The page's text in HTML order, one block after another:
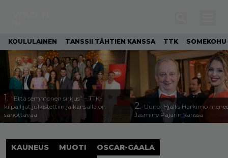
KOULULAINEN TANSSII TÄHTIEN KANSSA TTK SOMEKOHU
1. ”Että semmonen sirkus” – TTK-
kilpailijat julkistettiin ja kansalla on
sanottavaa
2. Uuno: Hjallis Harkimo
Jasmine Pajarin kanssa
KAUNEUS MUOTI
OSCAR-GAALA